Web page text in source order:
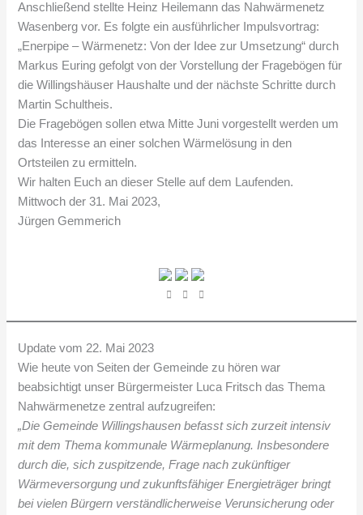
Anschließend stellte Heinz Heilemann das Nahwärmenetz
Wasenberg vor. Es folgte ein ausführlicher Impulsvortrag:
„Enerpipe – Wärmenetz: Von der Idee zur Umsetzung“ durch
Markus Euring gefolgt von der Vorstellung der Fragebögen für
die Willingshäuser Haushalte und der nächste Schritte durch
Martin Schultheis.
Die Fragebögen sollen etwa Mitte Juni vorgestellt werden um
das Interesse an einer solchen Wärmelösung in den
Ortsteilen zu ermitteln.
Wir halten Euch an dieser Stelle auf dem Laufenden.
Mittwoch der 31. Mai 2023,
Jürgen Gemmerich
Update vom 22. Mai 2023
Wie heute von Seiten der Gemeinde zu hören war
beabsichtigt unser Bürgermeister Luca Fritsch das Thema
Nahwärmenetze zentral aufzugreifen:
„Die Gemeinde Willingshausen befasst sich zurzeit intensiv
mit dem Thema kommunale Wärmeplanung. Insbesondere
durch die, sich zuspitzende, Frage nach zukünftiger
Wärmeversorgung und zukunftsfähiger Energieträger bringt
bei vielen Bürgern verständlicherweise Verunsicherung oder